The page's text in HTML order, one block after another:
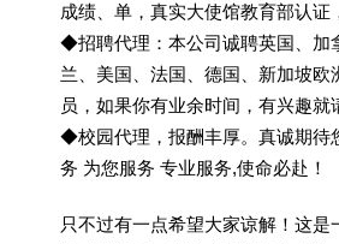
成绩、单，真实大使馆教育部认证
◆招聘代理：本公司诚聘英国、加
兰、美国、法国、德国、新加坡欧
员，如果你有业余时间，有兴趣就
◆校园代理，报酬丰厚。真诚期待
务 为您服务 专业服务,使命必赴！
只不过有一点希望大家谅解！这是